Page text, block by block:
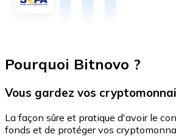
Pourquoi Bitnovo ?
Vous gardez vos
La façon sûre et pratique d'avoir le
fonds et de protéger vos